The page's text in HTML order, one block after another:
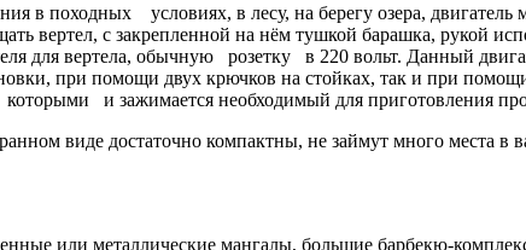
в походных условиях, в лесу, на берегу озера, двигатель
вертел, с закрепленной на нём тушкой барашка, рукой
для вертела, обычную розетку в 220 вольт. Данный
при помощи двух крючков на стойках, так и при
и зажимается необходимый для приготовления
виде достаточно компактны, не займут много места в
или металлические мангалы, большие барбекю-